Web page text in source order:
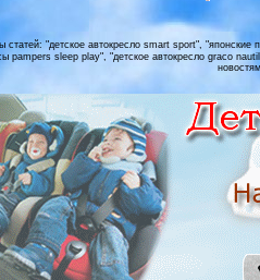
"детское автокресло smart sport",
pampers sleep play", "детское автокресло graco